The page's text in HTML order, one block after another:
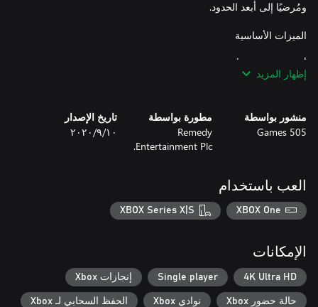
أيمكنك تولّي أمر أسرار المكتب المُعْتِمة؟ خض غمار معركة ملحمية
أطلق العنان للتدمير من خلال تحويل الأسلحة واستخدام التحريكات
إظهار المزيد
منشور بواسطة
505 Games
مطورة بواسطة
Remedy
Entertainment Plc.
تاريخ الإصدار
١٠‏/٩‏/٢٠٢٠
العب باستخدام
XBOX One
XBOX Series X|S
الإمكانات
4K Ultra HD
Single player إنجازات Xbox
حالة حضور Xbox نوادي Xbox الحفظ السحابي لـ Xbox